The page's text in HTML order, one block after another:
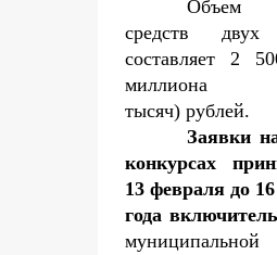
Объем
средств двух
составляет 2
миллиона
тысяч) рублей.
Заявки
конкурсах
13 февраля до
года
муниципальной